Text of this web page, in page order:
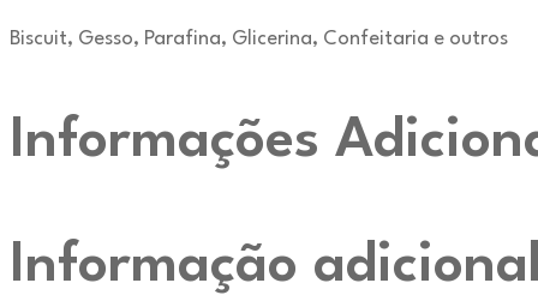
Biscuit, Gesso, Parafina, Glicerina, Confeitaria e outros
Informações
Informação